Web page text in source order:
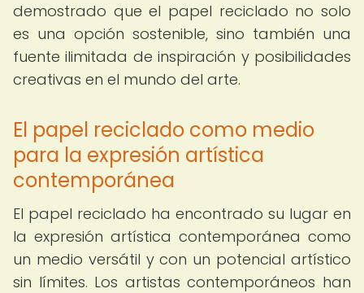
demostrado que el papel reciclado no solo
es una opción sostenible, sino también una
fuente ilimitada de inspiración y posibilidades
creativas en el mundo del arte.
El papel reciclado como medio
para la expresión artística
contemporánea
El papel reciclado ha encontrado su lugar en
la expresión artística contemporánea como
un medio versátil y con un potencial artístico
sin límites. Los artistas contemporáneos han